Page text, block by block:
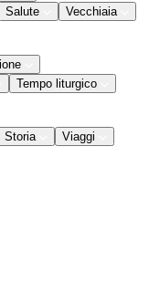
Salute
Vecchiaia
Tempo liturgico
Storia Viaggi